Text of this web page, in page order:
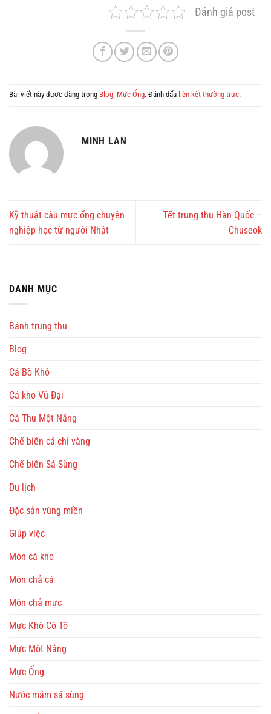
Đánh giá post
Bài viết này được đăng trong Blog, Mực Ống. Đánh dấu liên kết thường trực.
MINH LAN
Kỹ thuật câu mực ống chuyên
nghiệp học từ người Nhật
Tết trung thu Hàn Quốc –
Chuseok
DANH MỤC
Bánh trung thu
Blog
Cá Bò Khô
Cá kho Vũ Đại
Cá Thu Một Nắng
Chế biến cá chỉ vàng
Chế biến Sá Sùng
Du lịch
Đặc sản vùng miền
Giúp việc
Món cá kho
Món chả cá
Món chả mực
Mực Khô Cô Tô
Mực Một Nắng
Mực Ống
Nước mắm sá sùng